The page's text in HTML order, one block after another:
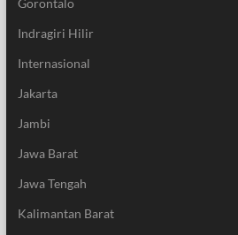
Gorontalo
Indragiri Hilir
Internasional
Jakarta
Jambi
Jawa Barat
Jawa Tengah
Kalimantan Barat